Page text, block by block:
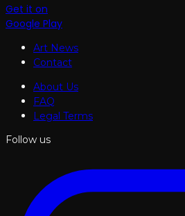
Get it on
Google Play
Art News
Contact
About Us
FAQ
Legal Terms
Follow us